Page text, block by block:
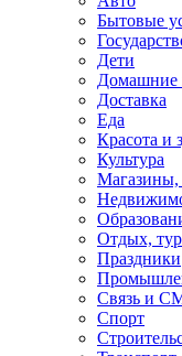
Бытовые
Дети
Домашние
Доставка
Еда
Красота и
Культура
Магазины,
Отдых,
Праздники
Связь и
Спорт